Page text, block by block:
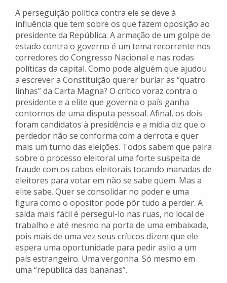
A perseguição política contra ele se deve à
influência que tem sobre os que fazem oposição ao
presidente da República. A armação de um golpe de
estado contra o governo é um tema recorrente nos
corredores do Congresso Nacional e nas rodas
políticas da capital. Como pode alguém que ajudou
a escrever a Constituição querer burlar as “quatro
linhas” da Carta Magna? O crítico voraz contra o
presidente e a elite que governa o país ganha
contornos de uma disputa pessoal. Afinal, os dois
foram candidatos à presidência e a mídia diz que o
perdedor não se conforma com a derrota e quer
mais um turno das eleições. Todos sabem que paira
sobre o processo eleitoral uma forte suspeita de
fraude com os cabos eleitorais tocando manadas de
eleitores para votar em não se sabe quem. Mas a
elite sabe. Quer se consolidar no poder e uma
figura como o opositor pode pôr tudo a perder. A
saída mais fácil é persegui-lo nas ruas, no local de
trabalho e até mesmo na porta de uma embaixada,
pois mais de uma vez seus críticos dizem que ele
espera uma oportunidade para pedir asilo a um
país estrangeiro. Uma vergonha. Só mesmo em
uma “república das bananas”.